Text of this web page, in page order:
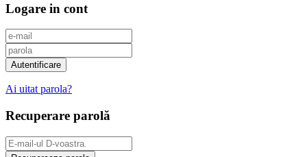
Logare in cont
Ai uitat parola?
Recuperare parolă